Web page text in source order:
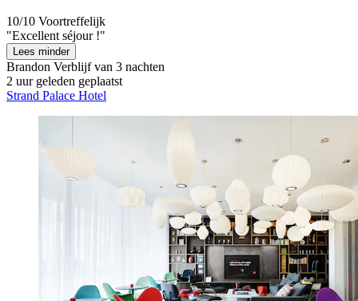
10/10 Voortreffelijk
"Excellent séjour !"
Lees minder
Brandon Verblijf van 3 nachten
2 uur geleden geplaatst
Strand Palace Hotel